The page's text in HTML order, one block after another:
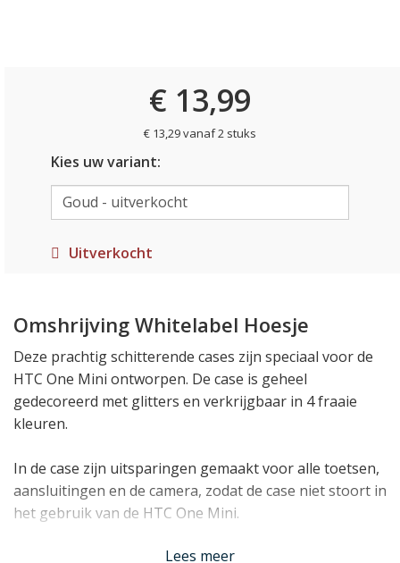
€ 13,99
€ 13,29 vanaf 2 stuks
Kies uw variant:
Uitverkocht
Omshrijving Whitelabel Hoesje
Deze prachtig schitterende cases zijn speciaal voor de
HTC One Mini ontworpen. De case is geheel
gedecoreerd met glitters en verkrijgbaar in 4 fraaie
kleuren.
In de case zijn uitsparingen gemaakt voor alle toetsen,
aansluitingen en de camera, zodat de case niet stoort in
het gebruik van de HTC One Mini.
Lees minder
Lees meer